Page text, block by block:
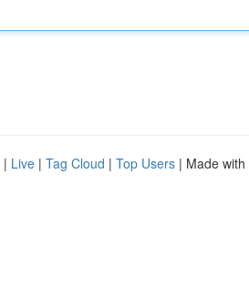
| Live | Tag Cloud | Top Users | Made with